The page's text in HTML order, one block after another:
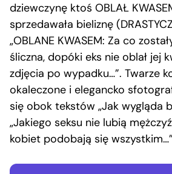
dziewczynę ktoś OBLAŁ
sprzedawała bieliznę
„OBLANE KWASEM: Za co
śliczna, dopóki eks nie oblał jej
zdjęcia po wypadku…”. Twarze
okaleczone i elegancko
się obok tekstów „Jak wygląda
„Jakiego seksu nie lubią
kobiet podobają się wszystkim…”